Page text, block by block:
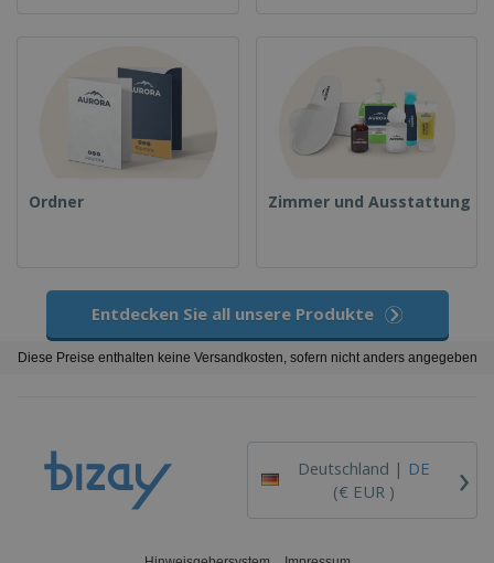
Ordner Zimmer und Ausstattung
Entdecken Sie all unsere Produkte
Diese Preise enthalten keine Versandkosten, sofern nicht anders angegeben
Deutschland | DE
(€ EUR )
›